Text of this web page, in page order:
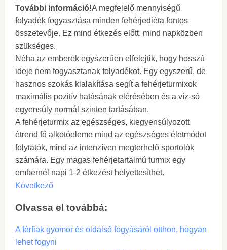
További információ!A megfelelő mennyiségű
folyadék fogyasztása minden fehérjediéta fontos
összetevője. Ez mind étkezés előtt, mind napközben
szükséges.
Néha az emberek egyszerűen elfelejtik, hogy hosszú
ideje nem fogyasztanak folyadékot. Egy egyszerű, de
hasznos szokás kialakítása segít a fehérjeturmixok
maximális pozitív hatásának elérésében és a víz-só
egyensúly normál szinten tartásában.
A fehérjeturmix az egészséges, kiegyensúlyozott
étrend fő alkotóeleme mind az egészséges életmódot
folytatók, mind az intenzíven megterhelő sportolók
számára. Egy magas fehérjetartalmú turmix egy
embernél napi 1-2 étkezést helyettesíthet.
Következő
Olvassa el továbbá:
A férfiak gyomor és oldalsó fogyásáról otthon, hogyan
lehet fogyni